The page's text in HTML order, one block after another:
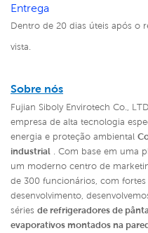
Entrega
Dentro de 20 dias úteis após o
vista.
Sobre nós
Fujian Siboly Envirotech Co.,
empresa de alta tecnologia
energia e proteção ambiental
industrial . Com base em uma
um moderno centro de
de 300 funcionários, com
desenvolvimento,
séries de refrigeradores de
evaporativos montados na